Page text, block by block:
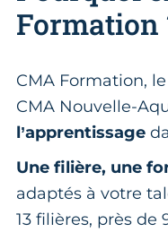
Formation
CMA Formation,
CMA Nouvelle-
l’apprentissage
Une filière, une
adaptés à votre
13 filières, près de